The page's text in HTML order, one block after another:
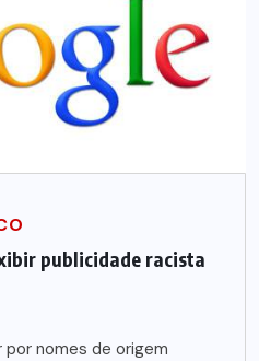
publicidade racista
por nomes de origem